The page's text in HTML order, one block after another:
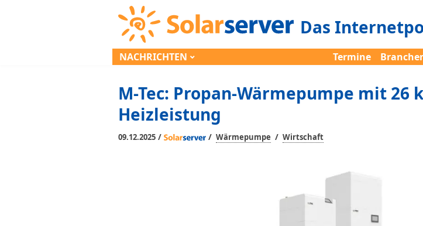
Das
NACHRICHTEN Termine
M-Tec: Propan-Wärmepumpe mit 26
Heizleistung
09.12.2025 / / Wärmepumpe / Wirtschaft